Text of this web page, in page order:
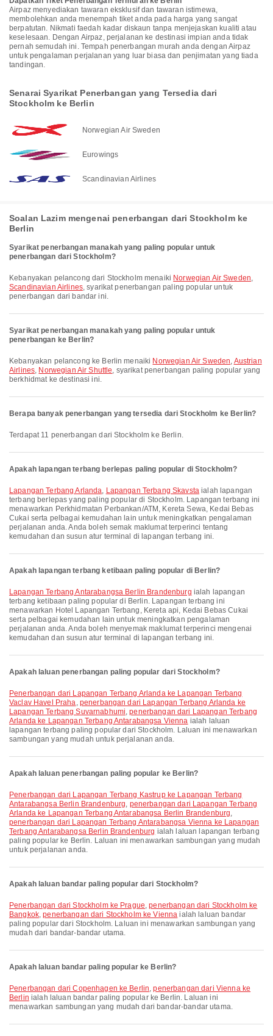
Airpaz menyediakan tawaran eksklusif dan tawaran istimewa,
membolehkan anda menempah tiket anda pada harga yang sangat
berpatutan. Nikmati faedah kadar diskaun tanpa menjejaskan kualiti atau
keselesaan. Dengan Airpaz, perjalanan ke destinasi impian anda tidak
pernah semudah ini. Tempah penerbangan murah anda dengan Airpaz
untuk pengalaman perjalanan yang luar biasa dan penjimatan yang tiada
tandingan.
Senarai Syarikat Penerbangan yang Tersedia dari
Stockholm ke Berlin
Norwegian Air Sweden
Eurowings
Scandinavian Airlines
Soalan Lazim mengenai penerbangan dari Stockholm ke
Berlin
Syarikat penerbangan manakah yang paling popular untuk
penerbangan dari Stockholm?
Kebanyakan pelancong dari Stockholm menaiki Norwegian Air Sweden,
Scandinavian Airlines, syarikat penerbangan paling popular untuk
penerbangan dari bandar ini.
Syarikat penerbangan manakah yang paling popular untuk
penerbangan ke Berlin?
Kebanyakan pelancong ke Berlin menaiki Norwegian Air Sweden, Austrian
Airlines, Norwegian Air Shuttle, syarikat penerbangan paling popular yang
berkhidmat ke destinasi ini.
Berapa banyak penerbangan yang tersedia dari Stockholm ke Berlin?
Terdapat 11 penerbangan dari Stockholm ke Berlin.
Apakah lapangan terbang berlepas paling popular di Stockholm?
Lapangan Terbang Arlanda, Lapangan Terbang Skavsta ialah lapangan
terbang berlepas yang paling popular di Stockholm. Lapangan terbang ini
menawarkan Perkhidmatan Perbankan/ATM, Kereta Sewa, Kedai Bebas
Cukai serta pelbagai kemudahan lain untuk meningkatkan pengalaman
perjalanan anda. Anda boleh semak maklumat terperinci tentang
kemudahan dan susun atur terminal di lapangan terbang ini.
Apakah lapangan terbang ketibaan paling popular di Berlin?
Lapangan Terbang Antarabangsa Berlin Brandenburg ialah lapangan
terbang ketibaan paling popular di Berlin. Lapangan terbang ini
menawarkan Hotel Lapangan Terbang, Kereta api, Kedai Bebas Cukai
serta pelbagai kemudahan lain untuk meningkatkan pengalaman
perjalanan anda. Anda boleh menyemak maklumat terperinci mengenai
kemudahan dan susun atur terminal di lapangan terbang ini.
Apakah laluan penerbangan paling popular dari Stockholm?
penerbangan dari Lapangan Terbang Arlanda ke Lapangan Terbang
Vaclav Havel Praha, penerbangan dari Lapangan Terbang Arlanda ke
Lapangan Terbang Suvarnabhumi,penerbangan dari Lapangan Terbang
Arlanda ke Lapangan Terbang Antarabangsa Vienna ialah laluan
lapangan terbang paling popular dari Stockholm. Laluan ini menawarkan
sambungan yang mudah untuk perjalanan anda.
Apakah laluan penerbangan paling popular ke Berlin?
penerbangan dari Lapangan Terbang Kastrup ke Lapangan Terbang
Antarabangsa Berlin Brandenburg, penerbangan dari Lapangan Terbang
Arlanda ke Lapangan Terbang Antarabangsa Berlin Brandenburg,
penerbangan dari Lapangan Terbang Antarabangsa Vienna ke Lapangan
Terbang Antarabangsa Berlin Brandenburg ialah laluan lapangan terbang
paling popular ke Berlin. Laluan ini menawarkan sambungan yang mudah
untuk perjalanan anda.
Apakah laluan bandar paling popular dari Stockholm?
penerbangan dari Stockholm ke Prague,penerbangan dari Stockholm ke
Bangkok,penerbangan dari Stockholm ke Vienna ialah laluan bandar
paling popular dari Stockholm. Laluan ini menawarkan sambungan yang
mudah dari bandar-bandar utama.
Apakah laluan bandar paling popular ke Berlin?
penerbangan dari Copenhagen ke Berlin,penerbangan dari Vienna ke
Berlin ialah laluan bandar paling popular ke Berlin. Laluan ini
menawarkan sambungan yang mudah dari bandar-bandar utama.